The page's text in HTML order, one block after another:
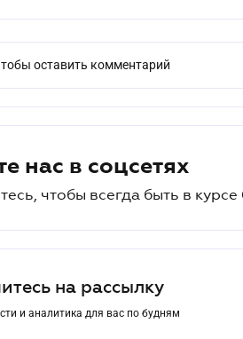
оставить комментарий
нас в соцсетях
чтобы всегда быть в курсе
на рассылку
и аналитика для вас по будням